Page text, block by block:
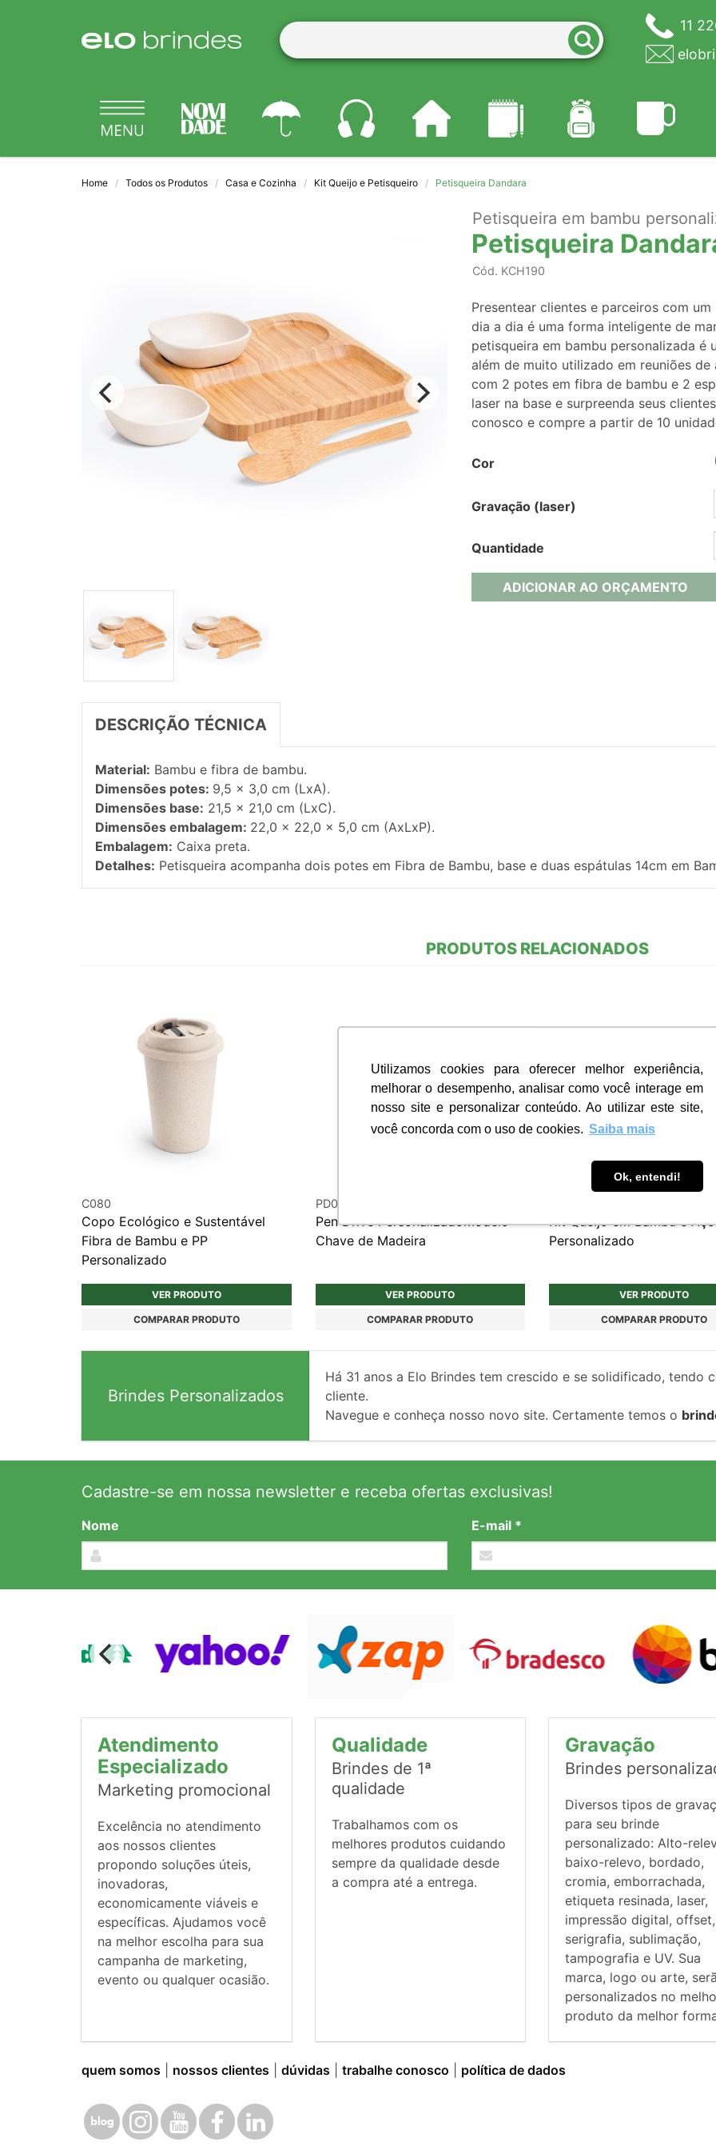
Utilizamos cookies para oferecer melhor experiência,
melhorar o desempenho, analisar como você interage em
nosso site e personalizar conteúdo. Ao utilizar este site,
você concorda com o uso de cookies. Saiba mais
Ok, entendi!
11
Home Todos os Produtos Casa e Cozinha Kit Queijo e Petisqueiro Petisqueira Dandara
Petisqueira em bambu
Petisqueira
Cód. KCH190
Presentear clientes e parceiros com
dia a dia é uma forma inteligente de
petisqueira em bambu personalizada
além de muito utilizado em reuniões
com 2 potes em fibra de bambu e 2
laser na base e surpreenda seus
conosco e compre a partir de 10
Cor
Gravação (laser)
Quantidade
ADICIONAR AO ORÇAMENTO
DESCRIÇÃO TÉCNICA
Material: Bambu e fibra de bambu.
Dimensões potes: 9,5 x 3,0 cm (LxA).
Dimensões base: 21,5 x 21,0 cm (LxC).
Dimensões embalagem: 22,0 x 22,0 x 5,0 cm (AxLxP).
Embalagem: Caixa preta.
Detalhes: Petisqueira acompanha dois potes em Fibra de Bambu, base e duas espátulas 14cm em
PRODUTOS RELACIONADOS
C080
Copo Ecológico e Sustentável
Fibra de Bambu e PP
Personalizado
VER PRODUTO
COMPARAR PRODUTO
PD060
Pen Drive PersonalizadoModelo
Chave de Madeira
VER PRODUTO
COMPARAR PRODUTO
Kit Queijo em Bambu e
Personalizado
VER PRODUTO
COMPARAR PRODUTO
Brindes Personalizados
Há 31 anos a Elo Brindes tem crescido e se solidificado, tendo
cliente.
Navegue e conheça nosso novo site. Certamente temos o
Cadastre-se em nossa newsletter e receba ofertas exclusivas!
Nome E-mail *
Atendimento
Especializado
Marketing promocional
Excelência no atendimento
aos nossos clientes
propondo soluções úteis,
inovadoras,
economicamente viáveis e
específicas. Ajudamos você
na melhor escolha para sua
campanha de marketing,
evento ou qualquer ocasião.
Qualidade
Brindes de 1ª
qualidade
Trabalhamos com os
melhores produtos cuidando
sempre da qualidade desde
a compra até a entrega.
Gravação
Brindes
Diversos tipos de
para seu brinde
personalizado: Alto-
baixo-relevo, bordado,
cromia, emborrachada,
etiqueta resinada, laser,
impressão digital, offset,
serigrafia, sublimação,
tampografia e UV. Sua
marca, logo ou arte,
personalizados no
produto da melhor
quem somos nossos clientes dúvidas trabalhe conosco política de dados